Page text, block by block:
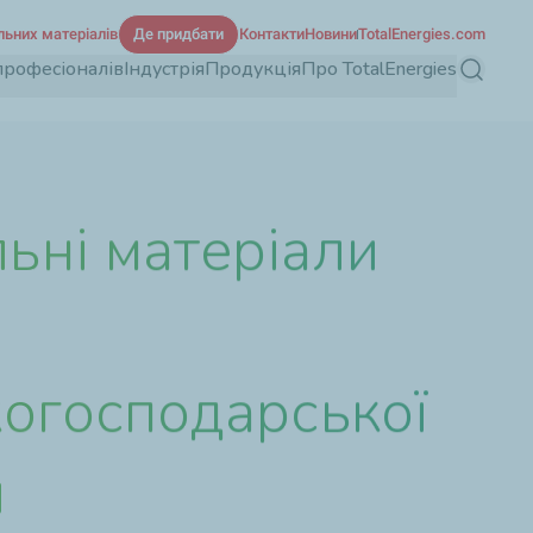
ІндустріяПродукціяПро TotalEnergies Пошук
матеріалів Де придбати КонтактиНовиниTotalEnergies.com
матеріали